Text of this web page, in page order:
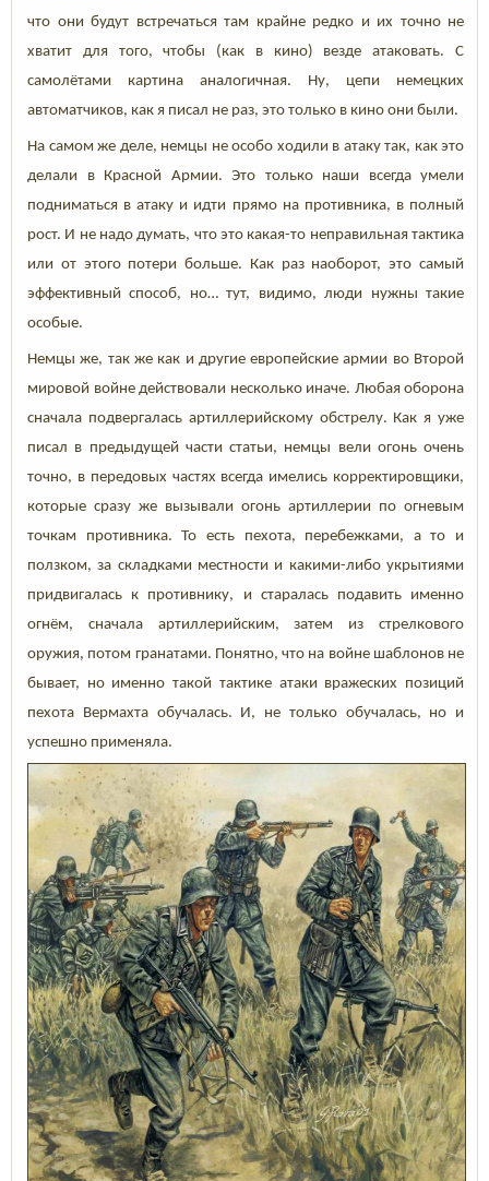
что они будут встречаться там крайне редко и их точно не
хватит для того, чтобы (как в кино) везде атаковать. С
самолётами картина аналогичная. Ну, цепи немецких
автоматчиков, как я писал не раз, это только в кино они были.
На самом же деле, немцы не особо ходили в атаку так, как это
делали в Красной Армии. Это только наши всегда умели
подниматься в атаку и идти прямо на противника, в полный
рост. И не надо думать, что это какая-то неправильная тактика
или от этого потери больше. Как раз наоборот, это самый
эффективный способ, но… тут, видимо, люди нужны такие
особые.
Немцы же, так же как и другие европейские армии во Второй
мировой войне действовали несколько иначе. Любая оборона
сначала подвергалась артиллерийскому обстрелу. Как я уже
писал в предыдущей части статьи, немцы вели огонь очень
точно, в передовых частях всегда имелись корректировщики,
которые сразу же вызывали огонь артиллерии по огневым
точкам противника. То есть пехота, перебежками, а то и
ползком, за складками местности и какими-либо укрытиями
придвигалась к противнику, и старалась подавить именно
огнём, сначала артиллерийским, затем из стрелкового
оружия, потом гранатами. Понятно, что на войне шаблонов не
бывает, но именно такой тактике атаки вражеских позиций
пехота Вермахта обучалась. И, не только обучалась, но и
успешно применяла.